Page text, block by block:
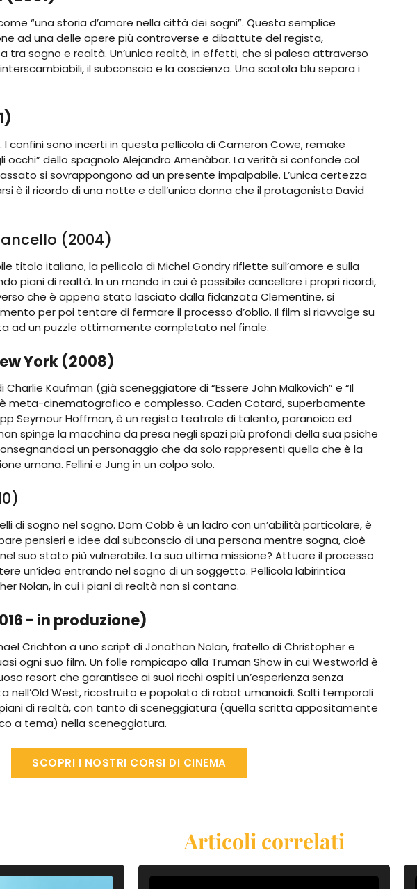
“una storia d’amore nella città dei sogni”. Questa semplice
ad una delle opere più controverse e dibattute del regista,
sogno e realtà. Un’unica realtà, in effetti, che si palesa attraverso
il subconscio e la coscienza. Una scatola blu separa i
confini sono incerti in questa pellicola di Cameron Cowe, remake
occhi” dello spagnolo Alejandro Amenàbar. La verità si confonde col
si sovrappongono ad un presente impalpabile. L’unica certezza
è il ricordo di una notte e dell’unica donna che il protagonista David
(2004)
titolo italiano, la pellicola di Michel Gondry riflette sull’amore e sulla
piani di realtà. In un mondo in cui è possibile cancellare i propri ricordi,
che è appena stato lasciato dalla fidanzata Clementine, si
per poi tentare di fermare il processo d’oblio. Il film si riavvolge su
ad un puzzle ottimamente completato nel finale.
York (2008)
Charlie Kaufman (già sceneggiatore di “Essere John Malkovich” e “Il
è meta-cinematografico e complesso. Caden Cotard, superbamente
Seymour Hoffman, è un regista teatrale di talento, paranoico ed
spinge la macchina da presa negli spazi più profondi della sua psiche
un personaggio che da solo rappresenti quella che è la
umana. Fellini e Jung in un colpo solo.
di sogno nel sogno. Dom Cobb è un ladro con un’abilità particolare, è
pensieri e idee dal subconscio di una persona mentre sogna, cioè
suo stato più vulnerabile. La sua ultima missione? Attuare il processo
un’idea entrando nel sogno di un soggetto. Pellicola labirintica
Nolan, in cui i piani di realtà non si contano.
- in produzione)
Crichton a uno script di Jonathan Nolan, fratello di Christopher e
ogni suo film. Un folle rompicapo alla Truman Show in cui Westworld è
resort che garantisce ai suoi ricchi ospiti un’esperienza senza
nell’Old West, ricostruito e popolato di robot umanoidi. Salti temporali
di realtà, con tanto di sceneggiatura (quella scritta appositamente
a tema) nella sceneggiatura.
SCOPRI I NOSTRI CORSI DI CINEMA
Articoli correlati